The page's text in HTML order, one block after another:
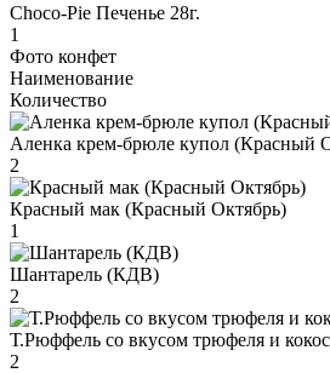
Choco-Pie Печенье 28г.
1
Фото конфет
Наименование
Количество
Аленка крем-брюле купол (Красный
2
Красный мак (Красный Октябрь)
1
Шантарель (КДВ)
2
Т.Рюффель со вкусом трюфеля и
2